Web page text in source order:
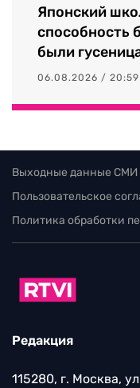
Японский
способность
были
06.08.2026 / 20:59
Выходные данные СМИ
Пользовательское
Политика обработки
Редакция
115280, г. Москва,